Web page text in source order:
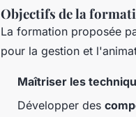
Objectifs de la
La formation proposée
pour la gestion et
Maîtriser les
Développer des